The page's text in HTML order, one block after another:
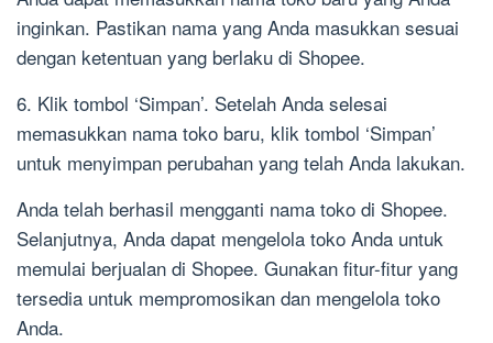
inginkan. Pastikan nama yang Anda masukkan sesuai
dengan ketentuan yang berlaku di Shopee.
6. Klik tombol ‘Simpan’. Setelah Anda selesai
memasukkan nama toko baru, klik tombol ‘Simpan’
untuk menyimpan perubahan yang telah Anda lakukan.
Anda telah berhasil mengganti nama toko di Shopee.
Selanjutnya, Anda dapat mengelola toko Anda untuk
memulai berjualan di Shopee. Gunakan fitur-fitur yang
tersedia untuk mempromosikan dan mengelola toko
Anda.